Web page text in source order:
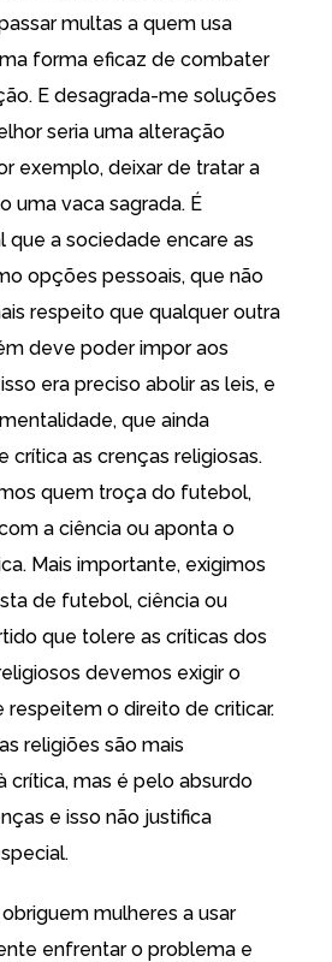
multas a quem usa
forma eficaz de combater
E desagrada-me soluções
seria uma alteração
exemplo, deixar de tratar a
uma vaca sagrada. É
que a sociedade encare as
opções pessoais, que não
respeito que qualquer outra
deve poder impor aos
era preciso abolir as leis, e
que ainda
crítica as crenças religiosas.
quem troça do futebol,
a ciência ou aponta o
Mais importante, exigimos
de futebol, ciência ou
que tolere as críticas dos
devemos exigir o
respeitem o direito de criticar.
religiões são mais
crítica, mas é pelo absurdo
e isso não justifica
mulheres a usar
enfrentar o problema e